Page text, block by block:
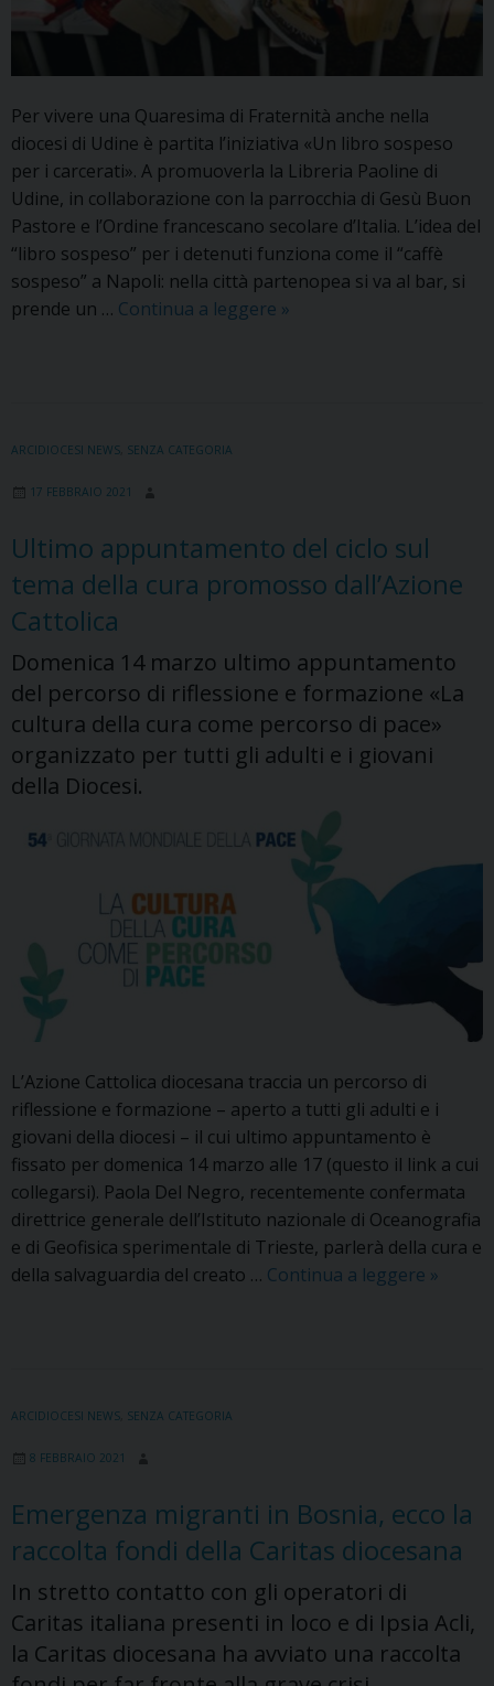
Per vivere una Quaresima di Fraternità anche nella
diocesi di Udine è partita l’iniziativa «Un libro sospeso
per i carcerati». A promuoverla la Libreria Paoline di
Udine, in collaborazione con la parrocchia di Gesù Buon
Pastore e l’Ordine francescano secolare d’Italia. L’idea del
“libro sospeso” per i detenuti funziona come il “caffè
sospeso” a Napoli: nella città partenopea si va al bar, si
prende un … Continua a leggere «Un
di
solidarietà
Libreria
Paoline
»
ARCIDIOCESI NEWS SENZA CATEGORIA
17 FEBBRAIO 2021
Ultimo appuntamento del ciclo sul
tema della cura promosso dall’Azione
Cattolica
Domenica 14 marzo ultimo appuntamento
del percorso di riflessione e formazione «La
cultura della cura come percorso di pace»
organizzato per tutti gli adulti e i giovani
della Diocesi.
L’Azione Cattolica diocesana traccia un percorso di
riflessione e formazione – aperto a tutti gli adulti e i
giovani della diocesi – il cui ultimo appuntamento è
fissato per domenica 14 marzo alle 17 (questo il link a cui
collegarsi). Paola Del Negro, recentemente confermata
direttrice generale dell’Istituto nazionale di Oceanografia
e di Geofisica sperimentale di Trieste, parlerà della cura e
della salvaguardia del creato … Continua a leggere Ultimo
»
ARCIDIOCESI NEWS SENZA CATEGORIA
8 FEBBRAIO 2021
Emergenza migranti in Bosnia, ecco la
raccolta fondi della Caritas diocesana
In stretto contatto con gli operatori di
Caritas italiana presenti in loco e di Ipsia Acli,
la Caritas diocesana ha avviato una raccolta